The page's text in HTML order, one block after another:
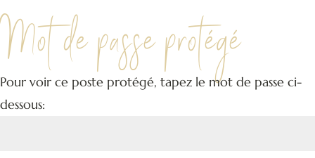
Mot de passe protégé
Pour voir ce poste protégé, tapez le mot de passe ci-
dessous: